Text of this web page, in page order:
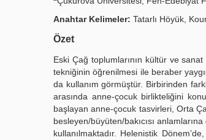
Anahtar Kelimeler: Tatarlı Höyük,
Özet
Eski Çağ toplumlarının kültür ve
tekniğinin öğrenilmesi ile beraber
da kullanım görmüştür. Birbirinden
arasında anne-çocuk birlikteliğini
başlayan anne-çocuk tasvirleri, Orta
besleyen/büyüten/bakıcısı anlamlarına
kullanılmaktadır. Helenistik